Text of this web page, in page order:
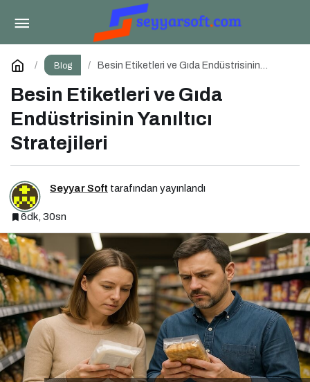
Blog
Besin Etiketleri ve Gıda Endüstrisinin
Besin Etiketleri ve Gıda
Endüstrisinin Yanıltıcı
Stratejileri
Seyyar Soft tarafından yayınlandı
6dk, 30sn
Sarkopeni ve Yaşlılıkta Beslenme: Kas Kütlesi
Nasıl Korunur?
Yorum Yap